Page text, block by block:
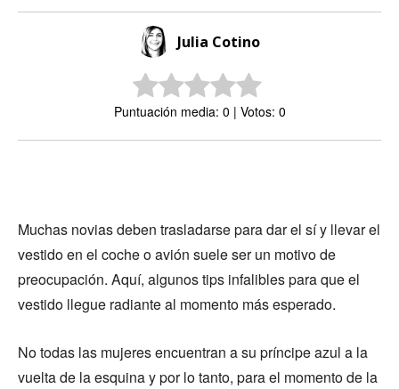
Julia Cotino
Puntuación media: 0 | Votos: 0
Muchas novias deben trasladarse para dar el sí y llevar el
vestido en el coche o avión suele ser un motivo de
preocupación. Aquí, algunos tips infalibles para que el
vestido llegue radiante al momento más esperado.
No todas las mujeres encuentran a su príncipe azul a la
vuelta de la esquina y por lo tanto, para el momento de la